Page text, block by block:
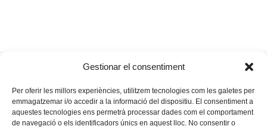
Gestionar el consentiment
Per oferir les millors experiències, utilitzem tecnologies com les galetes per
emmagatzemar i/o accedir a la informació del dispositiu. El consentiment a
aquestes tecnologies ens permetrà processar dades com el comportament
de navegació o els identificadors únics en aquest lloc. No consentir o
next
solidaritat per al Nepal